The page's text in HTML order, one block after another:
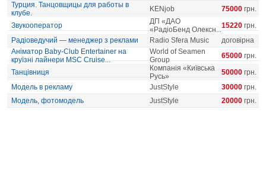
Турция. Танцовщицы для работы в
клубе.
KENjob 75000 грн.
Звукооператор
ДП «ДАО
«РадіоБенд Олексн...15220 грн.
Радіоведучий — менеджер з реклами
Radio Sfera Music
договірна
Аніматор Baby-Club Entertainer на
круїзні лайнери MSC Cruise...
World of Seamen
Group
65000 грн.
Танцівниця
Компанія «Київська
Русь»
50000 грн.
Модель в рекламу
JustStyle 30000 грн.
Модель, фотомодель
JustStyle 20000 грн.